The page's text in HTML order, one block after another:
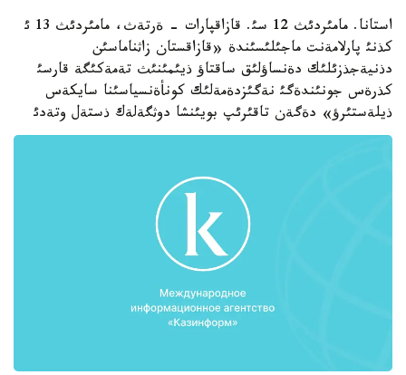
استانا. مامئردئث 12 سئ. قازاقپارات - ةرتةث، مامئردئث 13 ئ
كذنئ پارلامةنت ماجئلئسئندة «قازاقستان زاثناماسئن
دذنيةجذزئلئك دةنساؤلئق ساقتاؤ ذيئمئنئث تةمةكئگة قارسئ
كذرةس جونئندةگئ نةگئزدةمةلئك كونأةنسياسئنا سايكةس
ذيلةستئرؤ» دةگةن تاقئرئپ بويئنشا دوثگةلةك ذستةل وتةدئ